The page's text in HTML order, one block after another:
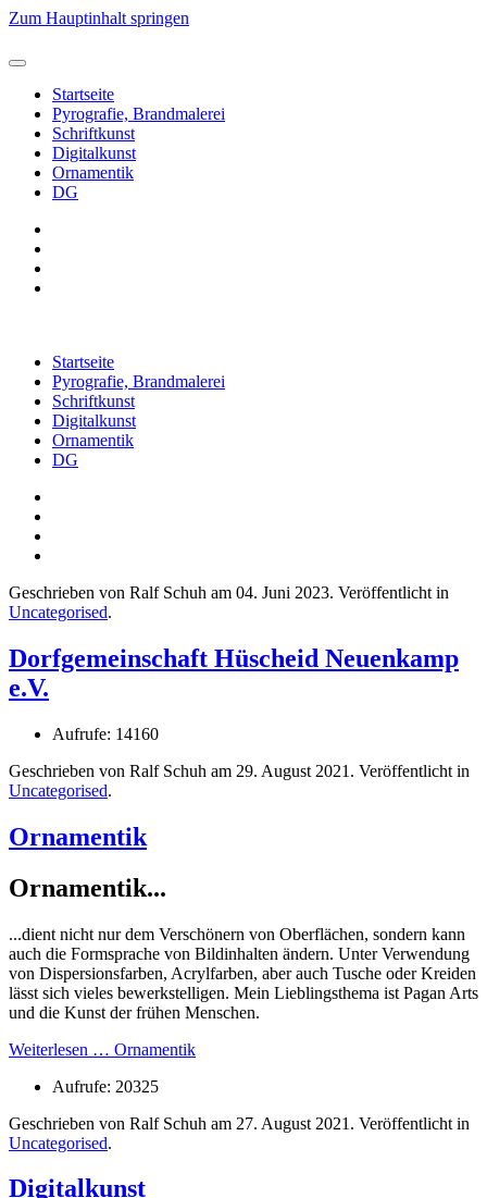
Zum Hauptinhalt springen
Startseite
Pyrografie, Brandmalerei
Schriftkunst
Digitalkunst
Ornamentik
DG
Startseite
Pyrografie, Brandmalerei
Schriftkunst
Digitalkunst
Ornamentik
DG
Geschrieben von Ralf Schuh am 04. Juni 2023. Veröffentlicht in
Uncategorised.
Dorfgemeinschaft Hüscheid Neuenkamp
e.V.
Aufrufe: 14160
Geschrieben von Ralf Schuh am 29. August 2021 . Veröffentlicht in
Uncategorised.
Ornamentik
Ornamentik...
...dient nicht nur dem Verschönern von Oberflächen, sondern kann
auch die Formsprache von Bildinhalten ändern. Unter Verwendung
von Dispersionsfarben, Acrylfarben, aber auch Tusche oder Kreiden
lässt sich vieles bewerkstelligen. Mein Lieblingsthema ist Pagan Arts
und die Kunst der frühen Menschen.
Weiterlesen … Ornamentik
Aufrufe: 20325
Geschrieben von Ralf Schuh am 27. August 2021 . Veröffentlicht in
Uncategorised.
Digitalkunst